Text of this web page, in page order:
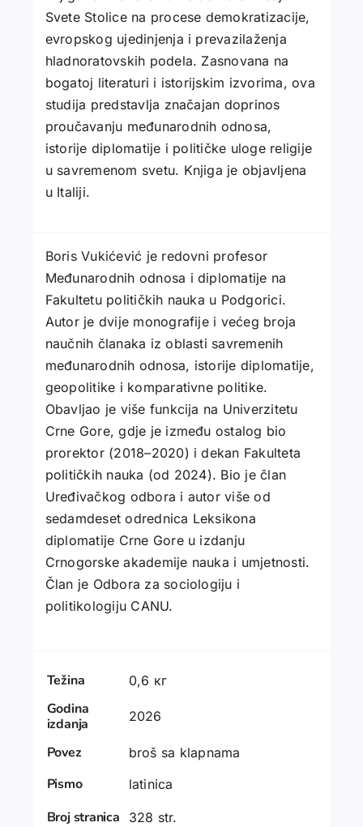
Svete Stolice na procese demokratizacije,
evropskog ujedinjenja i prevazilaženja
hladnoratovskih podela. Zasnovana na
bogatoj literaturi i istorijskim izvorima, ova
studija predstavlja značajan doprinos
proučavanju međunarodnih odnosa,
istorije diplomatije i političke uloge religije
u savremenom svetu. Knjiga je objavljena
u Italiji.
Boris Vukićević je redovni profesor
Međunarodnih odnosa i diplomatije na
Fakultetu političkih nauka u Podgorici.
Autor je dvije monografije i većeg broja
naučnih članaka iz oblasti savremenih
međunarodnih odnosa, istorije diplomatije,
geopolitike i komparativne politike.
Obavljao je više funkcija na Univerzitetu
Crne Gore, gdje je između ostalog bio
prorektor (2018–2020) i dekan Fakulteta
političkih nauka (od 2024). Bio je član
Uređivačkog odbora i autor više od
sedamdeset odrednica Leksikona
diplomatije Crne Gore u izdanju
Crnogorske akademije nauka i umjetnosti.
Član je Odbora za sociologiju i
politikologiju CANU.
Težina 0,6 кг
Godina
izdanja
2026
Povez broš sa klapnama
Pismo latinica
Broj stranica 328 str.